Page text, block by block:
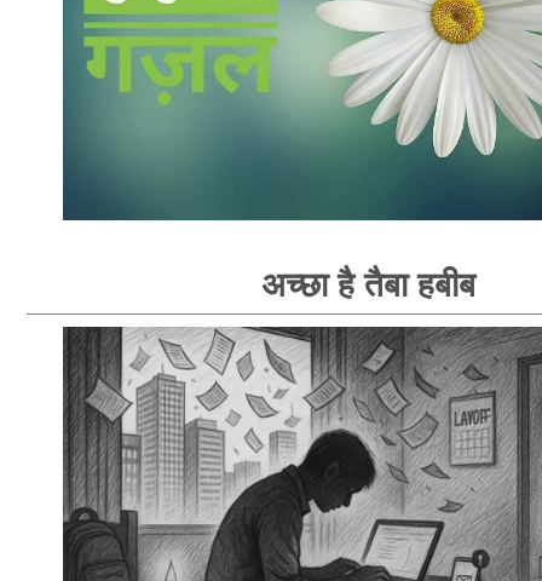
अच्छा है तैबा हबीब